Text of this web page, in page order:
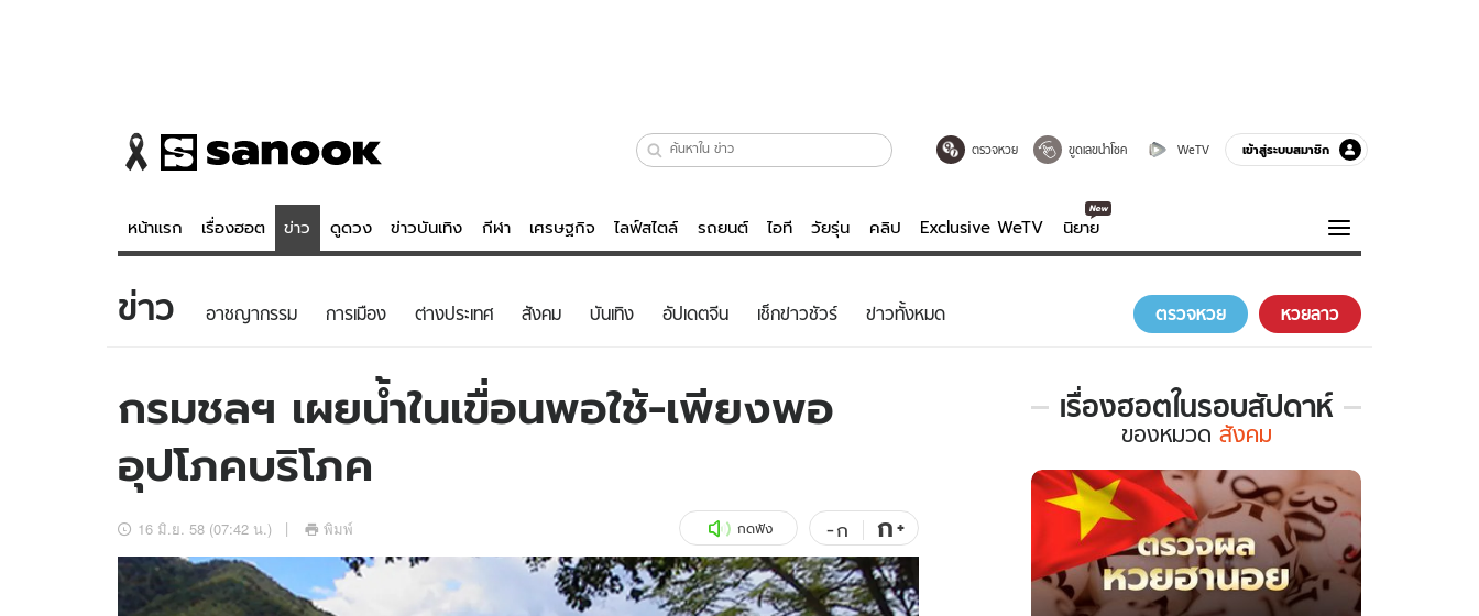
ตรวจหวย ขูดเลขนำโชค WeTV เข้าสู่ระบบสมาชิก
หน้าแรก เรื่องฮอต ข่าว ดูดวง ข่าวบันเทิง กีฬา เศรษฐกิจ ไลฟ์สไตล์ รถยนต์ ไอที วัยรุ่น คลิป Exclusive WeTV นิยาย
ข่าว
ข่าวบันเทิง
ข่าวกีฬา
ข่าวเศรษฐกิจ
อัปเดตจีน
เช็กข่าวชัวร์
ดูดวง - ตรวจหวย
สถิติหวยไทย
ไลฟ์สไตล์
วัยรุ่น
สุขภาพ
เที่ยว-กิน
Tasteful Thailand
บันเทิงครบรส
ดูทีวี
WeTV
Exclusive WeTV
ความรู้รอบตัว
ฮาวทู
ข่าว อาชญากรรม การเมือง ต่างประเทศ สังคม บันเทิง อัปเดตจีน เช็กข่าวชัวร์ ข่าวทั้งหมด ตรวจหวย หวยลาว
กรมชลฯ เผยน้ำในเขื่อนพอใช้-เพียงพอ
อุปโภคบริโภค
16 มิ.ย. 58 (07:42 น.) พิมพ์ กดฟัง -ก ก+
เรื่องฮอตในรอบสัปดาห์
เรื่อง
ใน
รอบ
สัปดาห์
หมวด
สังคม
ของหมวด สังคม